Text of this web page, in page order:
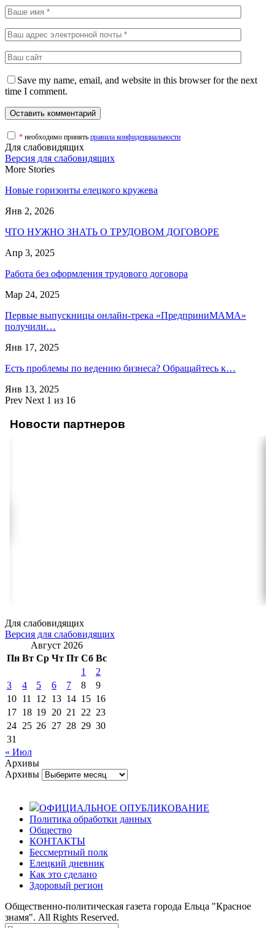
Save my name, email, and website in this browser for the next
time I comment.
* необходимо принять правила конфиденциальности
Для слабовидящих
Версия для слабовидящих
More Stories
Новые горизонты елецкого кружева
Янв 2, 2026
ЧТО НУЖНО ЗНАТЬ О ТРУДОВОМ ДОГОВОРЕ
Апр 3, 2025
Работа без оформления трудового договора
Мар 24, 2025
Первые выпускницы онлайн-трека «ПредприниМАМА»
получили…
Янв 17, 2025
Есть проблемы по ведению бизнеса? Обращайтесь к…
Янв 13, 2025
Prev Next 1 из 16
Новости партнеров
Для слабовидящих
Версия для слабовидящих
Август 2026
Пн Вт Ср Чт Пт Сб Вс
1
2
3
4 5 6 7 8
9
10 11 12 13 14 15 16
17 18 19 20 21 22 23
24 25 26 27 28 29 30
31
« Июл
Архивы
Архивы
ОФИЦИАЛЬНОЕ ОПУБЛИКОВАНИЕ
Политика обработки данных
Общество
КОНТАКТЫ
Бессмертный полк
Елецкий дневник
Как это сделано
Здоровый регион
Общественно-политическая газета города Ельца "Красное
знамя". All Rights Reserved.